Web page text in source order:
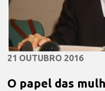
21 OUTUBRO 2016
O papel das